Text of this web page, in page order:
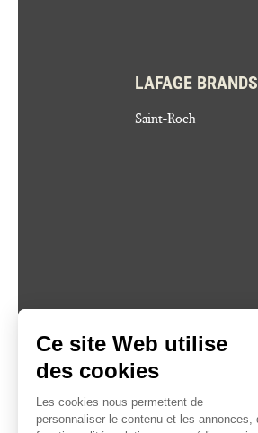
LAFAGE BRANDS
Saint-Roch